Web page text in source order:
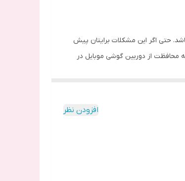
حتی اگر این مشکلات برایتان پیش
محافظت از دوربین گوشی موبایل در
آسیب دیدگی سریع آن و در نتیجه
افزودن نظر